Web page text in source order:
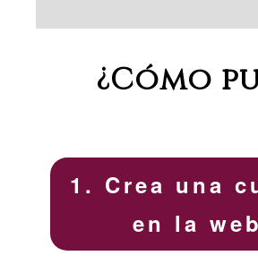
¿Cómo
1. Crea una
en la web